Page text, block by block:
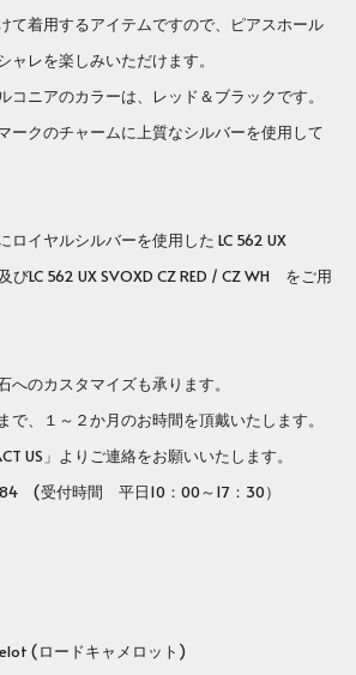
て着用するアイテムですので、ピアスホール
ャレを楽しみいただけます。
コニアのカラーは、レッド＆ブラックです。
ークのチャームに上質なシルバーを使用して
ロイヤルシルバーを使用した LC 562 UX
びLC 562 UX SVOXD CZ RED / CZ WH をご用
のカスタマイズも承ります。
、１～２か月のお時間を頂戴いたします。
US」よりご連絡をお願いいたします。
(受付時間 平日10：00～17：30）
(ロードキャメロット)